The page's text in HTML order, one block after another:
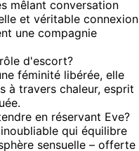
mêlant conversation
et véritable connexion
une compagnie
d'escort?
féminité libérée, elle
à travers chaleur, esprit
en réservant Eve?
qui équilibre
sensuelle – offerte